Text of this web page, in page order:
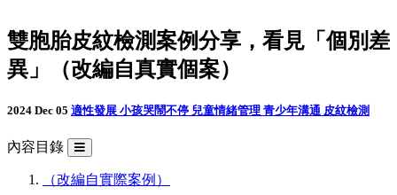
雙胞胎皮紋檢測案例分享，看見「個別差
異」（改編自真實個案）
2024 Dec 05 適性發展 小孩哭鬧不停 兒童情緒管理 青少年溝通 皮紋檢測
內容目錄
（改編自實際案例）